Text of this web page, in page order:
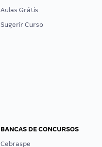
Aulas Grátis
Sugerir Curso
BANCAS DE CONCURSOS
Cebraspe